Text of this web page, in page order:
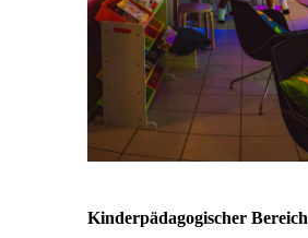
Kinderpädagogischer Bereich